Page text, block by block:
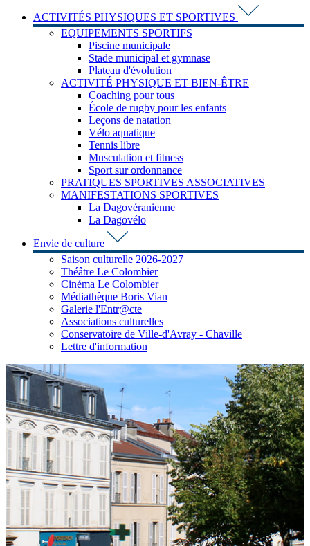
ACTIVITÉS PHYSIQUES ET SPORTIVES
EQUIPEMENTS SPORTIFS
Piscine municipale
Stade municipal et gymnase
Plateau d'évolution
ACTIVITÉ PHYSIQUE ET BIEN-ÊTRE
Coaching pour tous
École de rugby pour les enfants
Leçons de natation
Vélo aquatique
Tennis libre
Musculation et fitness
Sport sur ordonnance
PRATIQUES SPORTIVES ASSOCIATIVES
MANIFESTATIONS SPORTIVES
La Dagovéranienne
La Dagovélo
Envie de culture
Saison culturelle 2026-2027
Théâtre Le Colombier
Cinéma Le Colombier
Médiathèque Boris Vian
Galerie l'Entr@cte
Associations culturelles
Conservatoire de Ville-d'Avray - Chaville
Lettre d'information